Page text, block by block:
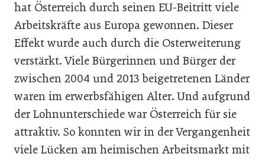
hat Österreich durch seinen EU-Beitritt viele
Arbeitskräfte aus Europa gewonnen. Dieser
Effekt wurde auch durch die Osterweiterung
verstärkt. Viele Bürgerinnen und Bürger der
zwischen 2004 und 2013 beigetretenen Länder
waren im erwerbsfähigen Alter. Und aufgrund
der Lohnunterschiede war Österreich für sie
attraktiv. So konnten wir in der Vergangenheit
viele Lücken am heimischen Arbeitsmarkt mit